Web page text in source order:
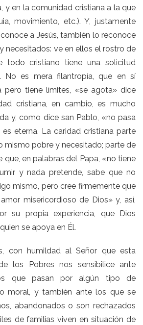
y en la comunidad cristiana a la que
movimiento, etc.). Y, justamente
a Jesús, también lo reconoce
necesitados: ve en ellos el rostro de
todo cristiano tiene una solicitud
No es mera filantropía, que en sí
pero tiene límites, «se agota» dice
cristiana, en cambio, es mucho
y, como dice san Pablo, «no pasa
es eterna. La caridad cristiana parte
mismo pobre y necesitado; parte de
que, en palabras del Papa, «no tiene
y nada pretende, sabe que no
mismo, pero cree firmemente que
misericordioso de Dios» y, así,
su propia experiencia, que Dios
se apoya en Él.
con humildad al Señor que esta
los Pobres nos sensibilice ante
que pasan por algún tipo de
moral, y también ante los que se
abandonados o son rechazados
de familias viven en situación de